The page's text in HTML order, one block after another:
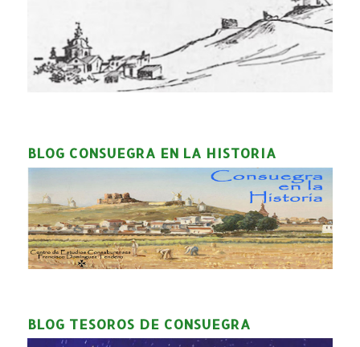
BLOG CONSUEGRA EN LA HISTORIA
BLOG TESOROS DE CONSUEGRA